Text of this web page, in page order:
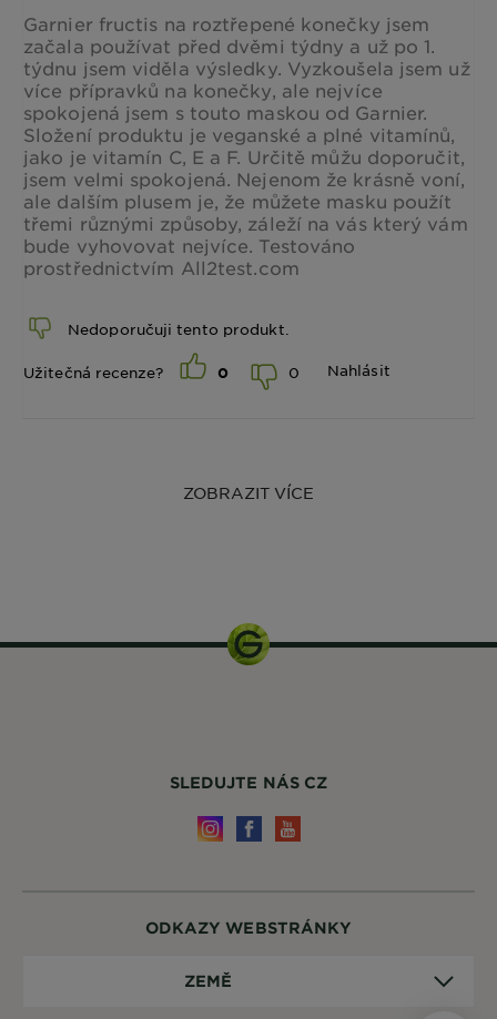
Garnier fructis na roztřepené konečky jsem
začala používat před dvěmi týdny a už po 1.
týdnu jsem viděla výsledky. Vyzkoušela jsem už
více přípravků na konečky, ale nejvíce
spokojená jsem s touto maskou od Garnier.
Složení produktu je veganské a plné vitamínů,
jako je vitamín C, E a F. Určitě můžu doporučit,
jsem velmi spokojená. Nejenom že krásně voní,
ale dalším plusem je, že můžete masku použít
třemi různými způsoby, záleží na vás který vám
bude vyhovovat nejvíce. Testováno
prostřednictvím All2test.com
Nedoporučuji tento produkt.
Užitečná recenze? 0 0 Nahlásit
ZOBRAZIT VÍCE
ODKAZY WEBSTRÁNKY
ZEMĚ
SLEDUJTE NÁS CZ